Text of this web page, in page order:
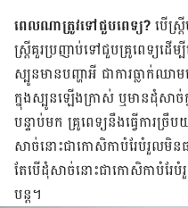
ពេលណាត្រូវទៅជួបពេទ្យ?បើស្
ស្រ្តីគួរប្រញាប់ទៅជួប​គ្រូពេទ្យដើម្
ស្បូន​មានបញ្ហាអី ជាការធ្លាក់ឈ
ក្នុងស្បូនឡើងក្រាស់ ឬមាន​ដុំសាច់
បន្ទាប់មក គ្រូពេទ្យនឹងធ្វើការ
សាច់នោះ​ជា​កោសិកា​បំរែបំរួល​មិនធ
តែបើដុំសាច់នោះជាកោសិកាបំរែបំរួ
បន្ត។